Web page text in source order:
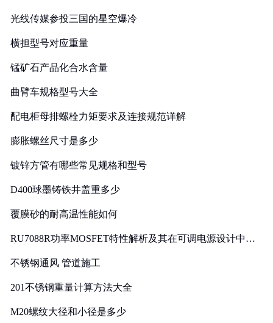
光线传媒参投三国的星空爆冷
横担型号对应重量
锰矿石产品化合水含量
曲臂车规格型号大全
配电柜母排螺栓力矩要求及连接规范详解
膨胀螺丝尺寸是多少
镀锌方管有哪些常见规格和型号
D400球墨铸铁井盖重多少
覆膜砂的耐高温性能如何
RU7088R功率MOSFET特性解析及其在可调电源设计中的
不锈钢通风 管道施工
201不锈钢重量计算方法大全
M20螺纹大径和小径是多少